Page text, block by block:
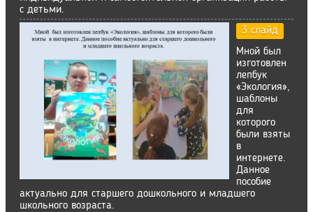
с детьми.
3 слайд
Мной был
изготовлен
лепбук
«Экология»,
шаблоны
для
которого
были взяты
в
интернете.
Данное
пособие
актуально для старшего дошкольного и младшего
школьного возраста.